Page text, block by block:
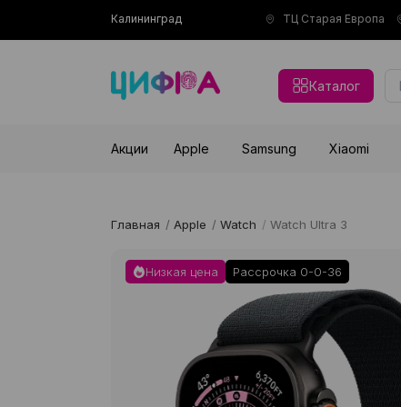
Калининград ТЦ Старая Европа
Каталог
Акции Apple Samsung Xiaomi
Главная / Apple / Watch / Watch Ultra 3
Низкая цена Рассрочка 0-0-36